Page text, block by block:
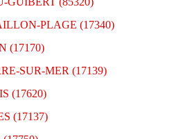
PLAGE (17340)
(17170)
SUR-MER (17139)
(17620)
(17137)